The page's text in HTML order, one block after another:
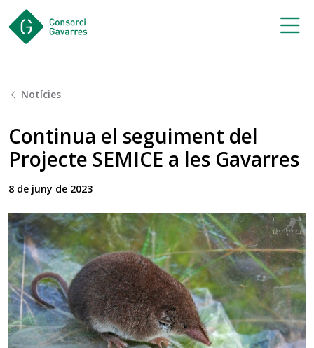
Notícies
Continua el seguiment del
Projecte SEMICE a les Gavarres
8 de juny de 2023